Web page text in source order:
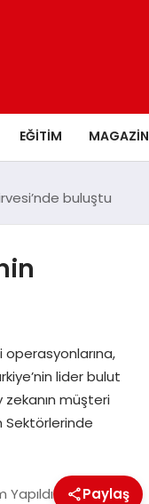
EĞITIM MAGAZIN
buluştu
operasyonlarına,
lider bulut
zekanın müşteri
Sektörlerinde
Yapıldı Paylaş